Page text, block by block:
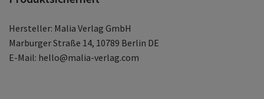
Hersteller: Malia Verlag GmbH
Marburger Straße 14, 10789 Berlin DE
E-Mail: hello@malia-verlag.com